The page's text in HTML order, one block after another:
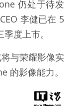
仍处于待发
李健已在 5
度上市。
与荣耀影像实
的影像能力。